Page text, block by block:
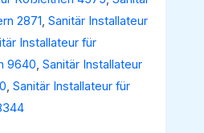
2871,Sanitär Installateur
Installateur für
9640,Sanitär Installateur
,Sanitär Installateur für